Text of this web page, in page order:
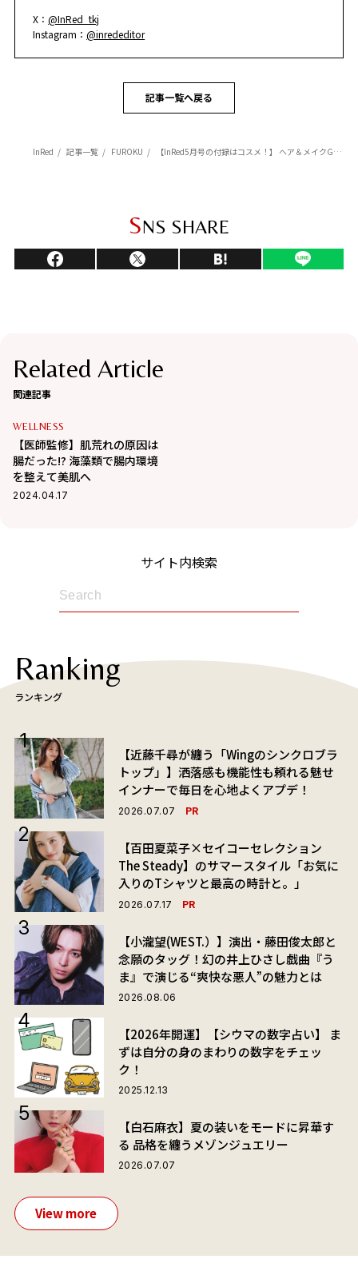
X：@InRed_tkj
Instagram：@inrededitor
記事一覧へ戻る
InRed 記事一覧 FUROKU 【InRed5月号の付録はコスメ！】 ヘア＆メイクGeorge監修！「大人の韓国風 8色メイクパレット」をチェック
SNS SHARE
Related Article
関連記事
WELLNESS
【医師監修】肌荒れの原因は
腸だった!? 海藻類で腸内環境
を整えて美肌へ
2024.04.17
サイト内検索
Ranking
ランキング
【近藤千尋が纏う「Wingのシンクロブラ
トップ」】洒落感も機能性も頼れる魅せ
インナーで毎日を心地よくアプデ！
2026.07.07 PR
【百田夏菜子×セイコーセレクション
The Steady】のサマースタイル「お気に
入りのTシャツと最高の時計と。」
2026.07.17 PR
【小瀧望(WEST.）】演出・藤田俊太郎と
念願のタッグ！幻の井上ひさし戯曲『う
ま』で演じる“爽快な悪人”の魅力とは
2026.08.06
【2026年開運】【シウマの数字占い】 ま
ずは自分の身のまわりの数字をチェッ
ク！
2025.12.13
【白石麻衣】夏の装いをモードに昇華す
る 品格を纏うメゾンジュエリー
2026.07.07
View more